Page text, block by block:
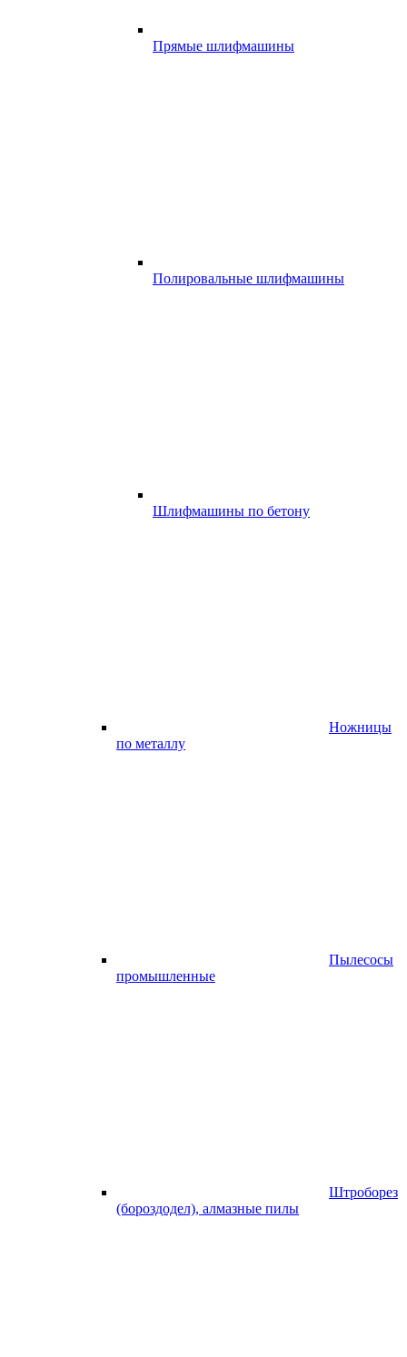
Прямые шлифмашины
Полировальные шлифмашины
Шлифмашины по бетону
Ножницы
по металлу
Пылесосы
промышленные
Штроборез
(бороздодел), алмазные пилы